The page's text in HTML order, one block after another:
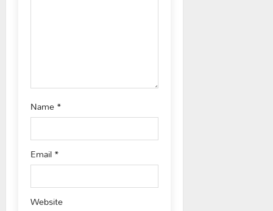
Name*
Email*
Website